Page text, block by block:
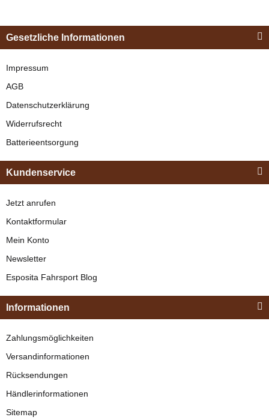
"Shettyglück"
"Shettyglück"
Braun
329,00 €*
Gesetzliche Informationen
Impressum
AGB
Datenschutzerklärung
Widerrufsrecht
Batterieentsorgung
Kundenservice
Jetzt anrufen
Kontaktformular
Mein Konto
Newsletter
Esposita Fahrsport Blog
Informationen
Zahlungsmöglichkeiten
Versandinformationen
Rücksendungen
Händlerinformationen
Sitemap